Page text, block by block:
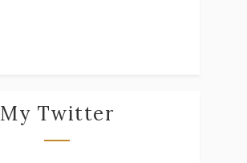
My Twitter